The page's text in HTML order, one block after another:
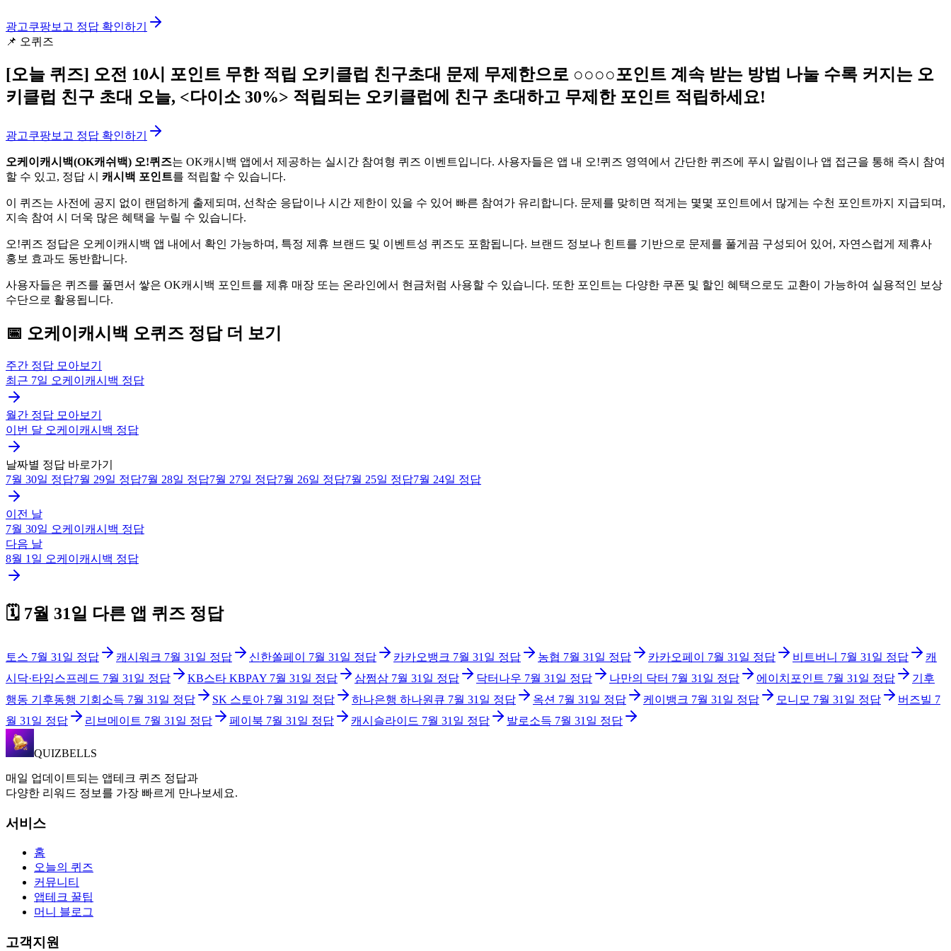
광고쿠팡보고 정답 확인하기
📌 오퀴즈
[오늘 퀴즈] 오전 10시 포인트 무한 적립 오키클럽 친구초대 문제 무제한으로 ○○○○포인트 계속 받는 방법 나눌 수록 커지는 오
키클럽 친구 초대 오늘, <다이소 30%> 적립되는 오키클럽에 친구 초대하고 무제한 포인트 적립하세요!
광고쿠팡보고 정답 확인하기
오케이캐시백(OK캐쉬백) 오!퀴즈는 OK캐시백 앱에서 제공하는 실시간 참여형 퀴즈 이벤트입니다. 사용자들은 앱 내 오!퀴즈 영역에서 간단한 퀴즈에 푸시 알림이나 앱 접근을 통해 즉시 참여
할 수 있고, 정답 시 캐시백 포인트를 적립할 수 있습니다.
이 퀴즈는 사전에 공지 없이 랜덤하게 출제되며, 선착순 응답이나 시간 제한이 있을 수 있어 빠른 참여가 유리합니다. 문제를 맞히면 적게는 몇몇 포인트에서 많게는 수천 포인트까지 지급되며,
지속 참여 시 더욱 많은 혜택을 누릴 수 있습니다.
오!퀴즈 정답은 오케이캐시백 앱 내에서 확인 가능하며, 특정 제휴 브랜드 및 이벤트성 퀴즈도 포함됩니다. 브랜드 정보나 힌트를 기반으로 문제를 풀게끔 구성되어 있어, 자연스럽게 제휴사
홍보 효과도 동반합니다.
사용자들은 퀴즈를 풀면서 쌓은 OK캐시백 포인트를 제휴 매장 또는 온라인에서 현금처럼 사용할 수 있습니다. 또한 포인트는 다양한 쿠폰 및 할인 혜택으로도 교환이 가능하여 실용적인 보상
수단으로 활용됩니다.
📅 오케이캐시백 오퀴즈 정답 더 보기
주간 정답 모아보기
최근 7일 오케이캐시백 정답
월간 정답 모아보기
이번 달 오케이캐시백 정답
날짜별 정답 바로가기
7월 30일 정답7월 29일 정답7월 28일 정답7월 27일 정답7월 26일 정답7월 25일 정답7월 24일 정답
이전 날
7월 30일 오케이캐시백 정답
다음 날
8월 1일 오케이캐시백 정답
🗓️ 7월 31일 다른 앱 퀴즈 정답
토스 7월 31일 정답 캐시워크 7월 31일 정답 신한쏠페이 7월 31일 정답 카카오뱅크 7월 31일 정답 농협 7월 31일 정답 카카오페이 7월 31일 정답 비트버니 7월 31일 정답
캐
시닥·타임스프레드 7월 31일 정답 KB스타 KBPAY 7월 31일 정답 삼쩜삼 7월 31일 정답 닥터나우 7월 31일 정답 나만의 닥터 7월 31일 정답 에이치포인트 7월 31일 정답
기후
행동 기후동행 기회소득 7월 31일 정답 SK 스토아 7월 31일 정답 하나은행 하나원큐 7월 31일 정답 옥션 7월 31일 정답 케이뱅크 7월 31일 정답 모니모 7월 31일 정답 버즈빌 7
월 31일 정답 리브메이트 7월 31일 정답 페이북 7월 31일 정답 캐시슬라이드 7월 31일 정답 발로소득 7월 31일 정답
QUIZBELLS
매일 업데이트되는 앱테크 퀴즈 정답과
다양한 리워드 정보를 가장 빠르게 만나보세요.
서비스
홈
오늘의 퀴즈
커뮤니티
앱테크 꿀팁
머니 블로그
고객지원